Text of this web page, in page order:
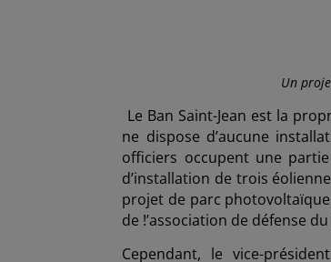
Un
Le Ban Saint-Jean est la
ne dispose d’aucune
officiers occupent une
d’installation de trois
projet de parc
de !’association de défense
Cependant, le vice-